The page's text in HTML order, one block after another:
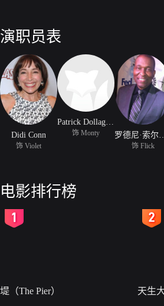
演职员表
Didi Conn
饰 Violet
Patrick Dollaghan
饰 Monty
饰 Flick
电影排行榜
堤（The Pier） 天生